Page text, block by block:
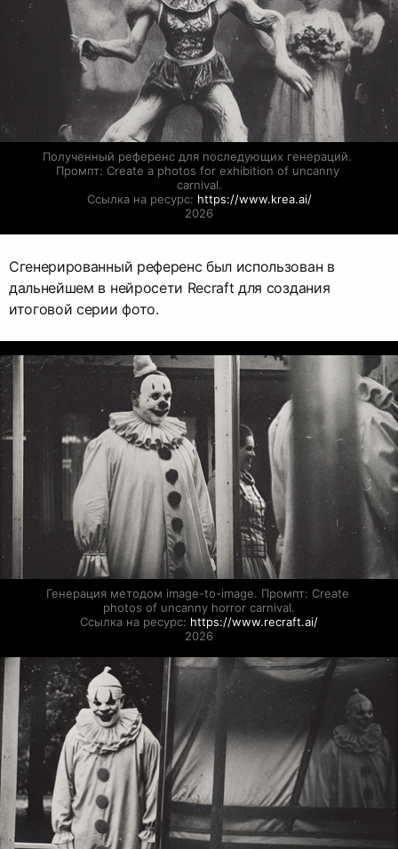
Полученный референс для последующих генераций.
Промпт: Create a photos for exhibition of uncanny
carnival.
Ссылка на ресурс: https://www.krea.ai/
2026
Сгенерированный референс был использован в
дальнейшем в нейросети Recraft для создания
итоговой серии фото.
Генерация методом image-to-image. Промпт: Create
photos of uncanny horror carnival.
Ссылка на ресурс: https://www.recraft.ai/
2026